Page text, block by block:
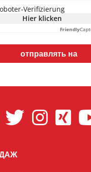
Verifizierung
Hier klicken
Friendly
отправлять на